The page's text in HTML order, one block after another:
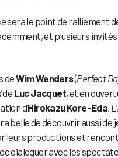
sera le point de ralliement
et plusieurs
deWim Wenders(Perfect
de Luc Jacquet, et en
d’Hirokazu Kore-Eda,
belle de découvrir aussi de
productions et
dialoguer avec les